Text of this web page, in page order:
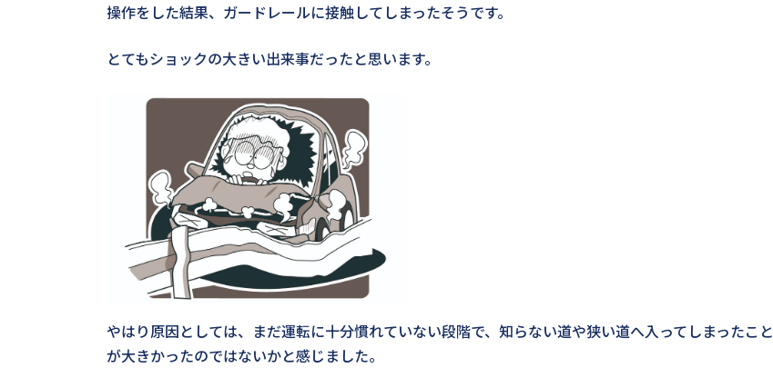
操作をした結果、ガードレールに接触してしまったそうです。
とてもショックの大きい出来事だったと思います。
やはり原因としては、まだ運転に十分慣れていない段階で、知らない道や狭い道へ入ってしまったこと
が大きかったのではないかと感じました。